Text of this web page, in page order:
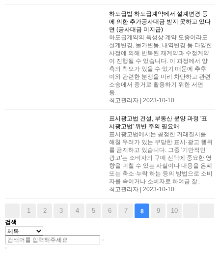
하도급법 하도급계약에서 설계변경 등
에 의한 추가공사대금 받지 못하고 있다
면 (공사대금 미지급)
하도급계약의 특성상 계약 도중이라도
설계변경, 물가변동, 내역변경 등 다양한
사정에 의해 반복된 재계약과 수정계약
이 진행될 수 있습니다. 이 과정에서 양
측의 착오가 있을 수 있기 때문에 추후
이와 관련한 분쟁을 미리 차단하고 관련
소송에서 증거로 활용하기 위한 서면
등..
최고관리자 | 2023-10-10
표시광고법 건설, 부동산 분양 과정 '표
시광고법' 위반 주의 필요해
​표시광고법에서는 공정한 거래질서를
해칠 우려가 있는 부당한 표시·광고 행위
를 금지하고 있습니다. ​그중 '기만적인
광고'는 소비자의 구매 선택에 중요한 영
향을 미칠 수 있는 사실이나 내용을 은폐
또는 축소·누락 하는 등의 방법으로 소비
자를 속이거나 소비자로 하여금 잘..
최고관리자 | 2023-10-10
1 2 3 4 5 6 7 8 9 10
검색